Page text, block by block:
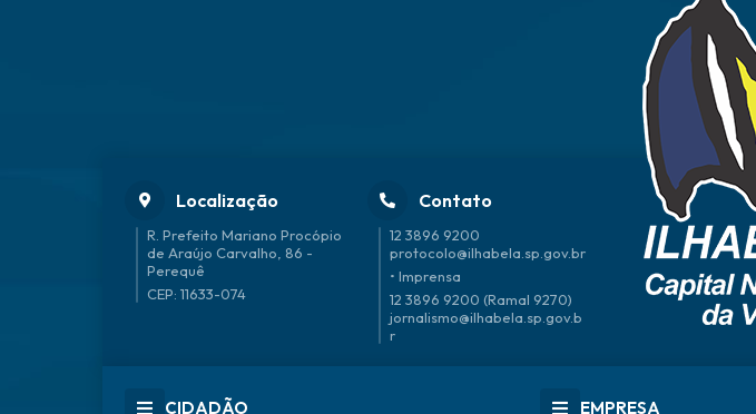
Localização
R. Prefeito Mariano Procópio
de Araújo Carvalho, 86 -
Perequê
CEP: 11633-074
Contato
12 3896 9200
protocolo@ilhabela.sp.gov.br
• Imprensa
12 3896 9200 (Ramal 9270)
jornalismo@ilhabela.sp.gov.b
r
CIDADÃO EMPRESA